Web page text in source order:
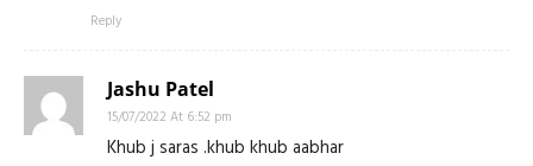
Reply
Jashu Patel
15/07/2022 At 6:52 pm
Khub j saras .khub khub aabhar